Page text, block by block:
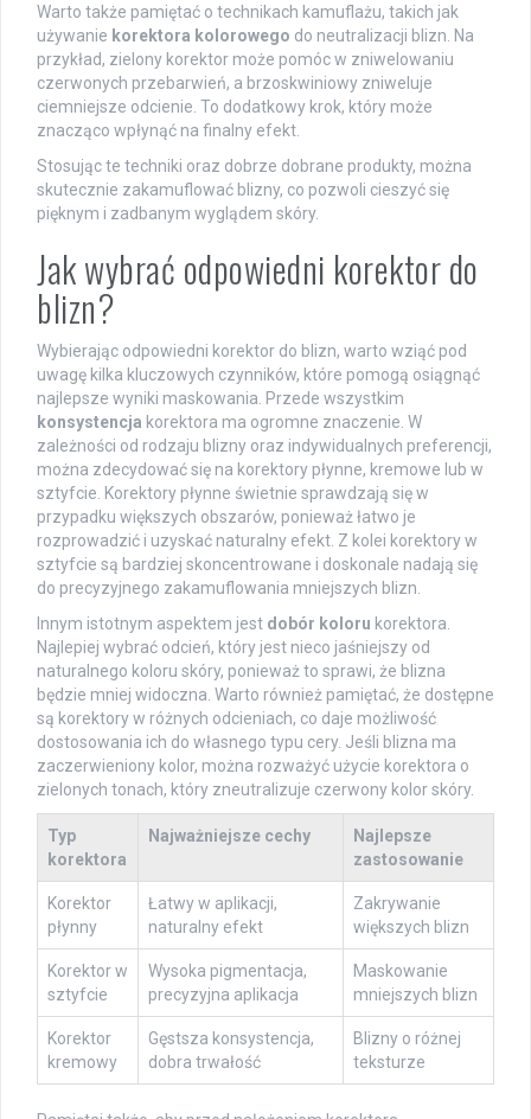
Warto także pamiętać o technikach kamuflażu, takich jak
używanie korektora kolorowego do neutralizacji blizn. Na
przykład, zielony korektor może pomóc w zniwelowaniu
czerwonych przebarwień, a brzoskwiniowy zniweluje
ciemniejsze odcienie. To dodatkowy krok, który może
znacząco wpłynąć na finalny efekt.
Stosując te techniki oraz dobrze dobrane produkty, można
skutecznie zakamuflować blizny, co pozwoli cieszyć się
pięknym i zadbanym wyglądem skóry.
Jak wybrać odpowiedni korektor do
blizn?
Wybierając odpowiedni korektor do blizn, warto wziąć pod
uwagę kilka kluczowych czynników, które pomogą osiągnąć
najlepsze wyniki maskowania. Przede wszystkim
konsystencja korektora ma ogromne znaczenie. W
zależności od rodzaju blizny oraz indywidualnych preferencji,
można zdecydować się na korektory płynne, kremowe lub w
sztyfcie. Korektory płynne świetnie sprawdzają się w
przypadku większych obszarów, ponieważ łatwo je
rozprowadzić i uzyskać naturalny efekt. Z kolei korektory w
sztyfcie są bardziej skoncentrowane i doskonale nadają się
do precyzyjnego zakamuflowania mniejszych blizn.
Innym istotnym aspektem jest dobór koloru korektora.
Najlepiej wybrać odcień, który jest nieco jaśniejszy od
naturalnego koloru skóry, ponieważ to sprawi, że blizna
będzie mniej widoczna. Warto również pamiętać, że dostępne
są korektory w różnych odcieniach, co daje możliwość
dostosowania ich do własnego typu cery. Jeśli blizna ma
zaczerwieniony kolor, można rozważyć użycie korektora o
zielonych tonach, który zneutralizuje czerwony kolor skóry.
Typ
korektora
Najważniejsze cechy
Najlepsze
zastosowanie
Korektor
płynny
Łatwy w aplikacji,
naturalny efekt
Zakrywanie
większych blizn
Korektor w
sztyfcie
Wysoka pigmentacja,
precyzyjna aplikacja
Maskowanie
mniejszych blizn
Korektor
kremowy
Gęstsza konsystencja,
dobra trwałość
Blizny o różnej
teksturze